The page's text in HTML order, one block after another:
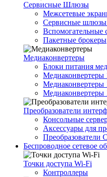
Сервисные Шлюзы
Межсетевые
Сервисные шлюзы
Вспомогательные
Пакетные брокеры
Медиаконвертеры
Блоки питания
Медиаконвертеры
Медиаконвертеры
Медиаконвертеры
Преобразователи
Консольные
Аксессуары для
Преобразователи
Беспроводное сетевое
Точки доступа Wi-Fi
Контроллеры